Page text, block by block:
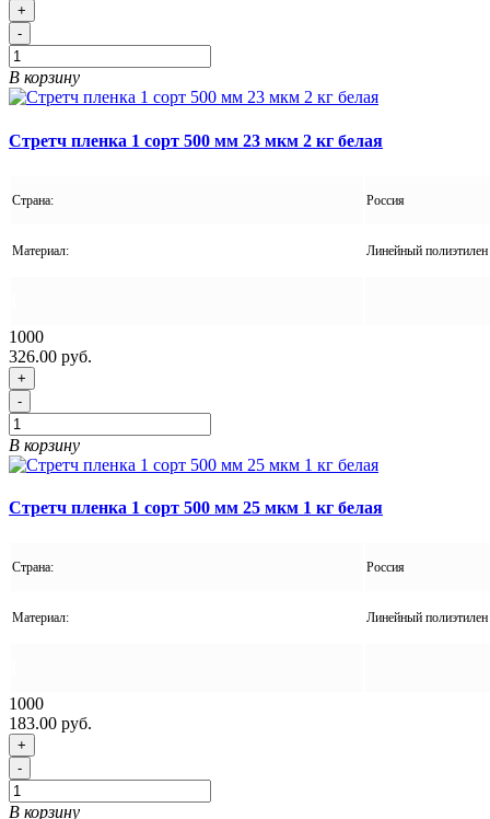
+
-
В корзину
Стретч пленка 1 сорт 500 мм 23 мкм 2 кг белая
Страна: Россия
Материал: Линейный полиэтилен
1000
326.00 руб.
+
-
В корзину
Стретч пленка 1 сорт 500 мм 25 мкм 1 кг белая
Страна: Россия
Материал: Линейный полиэтилен
1000
183.00 руб.
+
-
В корзину